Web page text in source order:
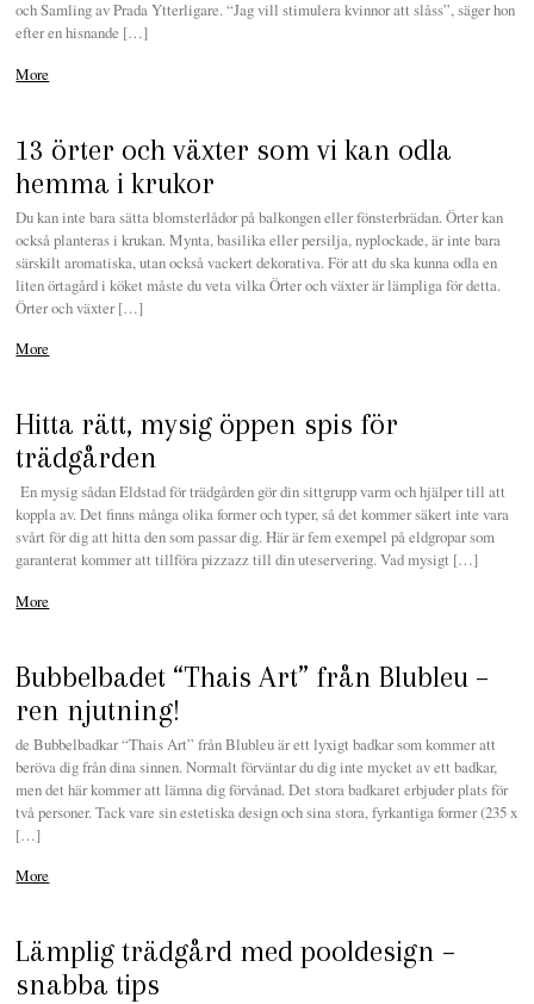
och Samling av Prada Ytterligare. “Jag vill stimulera kvinnor att slåss”, säger hon
efter en hisnande […]
More
13 örter och växter som vi kan odla
hemma i krukor
Du kan inte bara sätta blomsterlådor på balkongen eller fönsterbrädan. Örter kan
också planteras i krukan. Mynta, basilika eller persilja, nyplockade, är inte bara
särskilt aromatiska, utan också vackert dekorativa. För att du ska kunna odla en
liten örtagård i köket måste du veta vilka Örter och växter är lämpliga för detta.
Örter och växter […]
More
Hitta rätt, mysig öppen spis för
trädgården
En mysig sådan Eldstad för trädgården gör din sittgrupp varm och hjälper till att
koppla av. Det finns många olika former och typer, så det kommer säkert inte vara
svårt för dig att hitta den som passar dig. Här är fem exempel på eldgropar som
garanterat kommer att tillföra pizzazz till din uteservering. Vad mysigt […]
More
Bubbelbadet “Thais Art” från Blubleu –
ren njutning!
de Bubbelbadkar “Thais Art” från Blubleu är ett lyxigt badkar som kommer att
beröva dig från dina sinnen. Normalt förväntar du dig inte mycket av ett badkar,
men det här kommer att lämna dig förvånad. Det stora badkaret erbjuder plats för
två personer. Tack vare sin estetiska design och sina stora, fyrkantiga former (235 x
[…]
More
Lämplig trädgård med pooldesign –
snabba tips